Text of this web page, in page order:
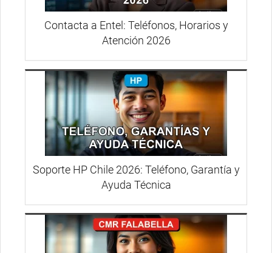
Contacta a Entel: Teléfonos, Horarios y
Atención 2026
Soporte HP Chile 2026: Teléfono, Garantía y
Ayuda Técnica